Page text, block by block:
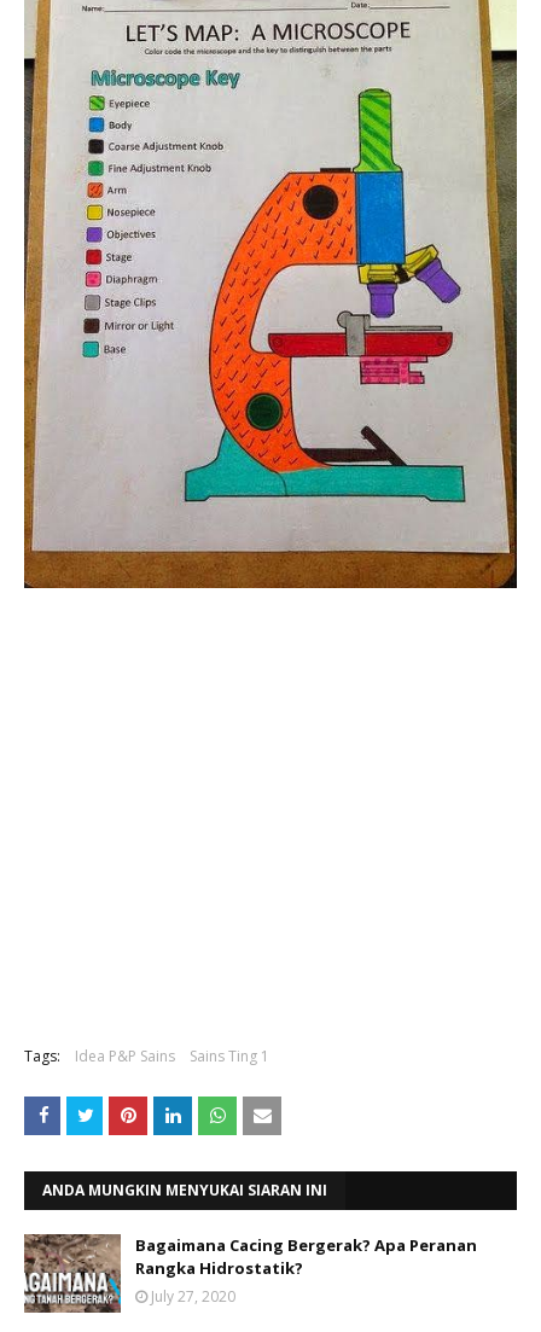
Tags: Idea P&P Sains Sains Ting 1
ANDA MUNGKIN MENYUKAI SIARAN INI
Bagaimana Cacing Bergerak? Apa Peranan
Rangka Hidrostatik?
July 27, 2020